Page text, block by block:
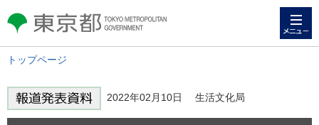
東京都 TOKYO METROPOLITAN
GOVERNMENT
トップページ
2022年02月10日 生活文化局